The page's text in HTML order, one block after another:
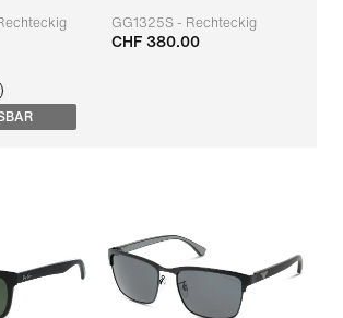
GG1325S - Rechteckig
Anpassbar
CHF 380.00